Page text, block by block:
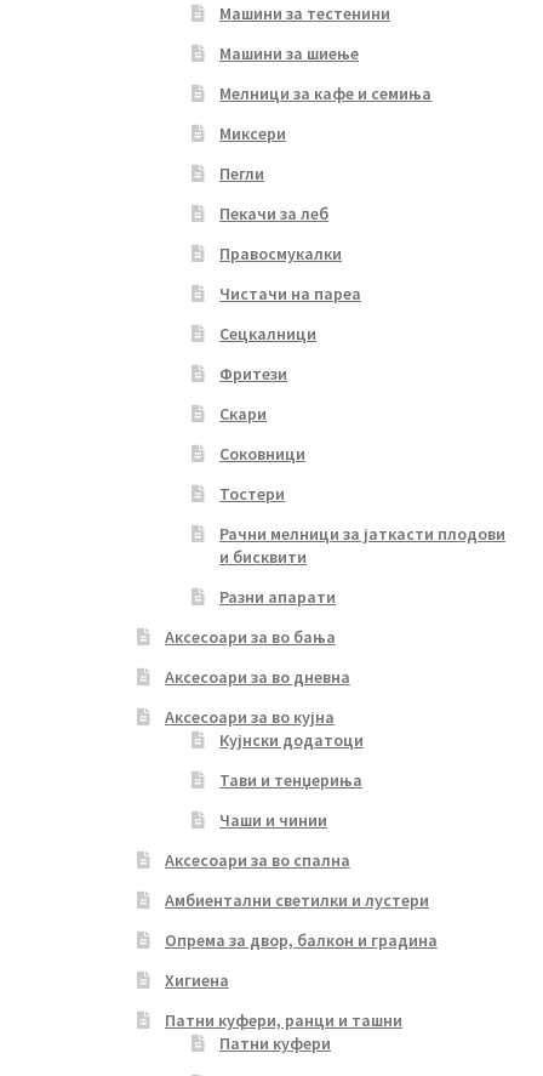
Машини за тестенини
Машини за шиење
Мелници за кафе и семиња
Миксери
Пегли
Пекачи за леб
Правосмукалки
Чистачи на пареа
Сецкалници
Фритези
Скари
Соковници
Тостери
Рачни мелници за јаткасти плодови
и бисквити
Разни апарати
Аксесоари за во бања
Аксесоари за во дневна
Аксесоари за во кујна
Кујнски додатоци
Тави и тенџериња
Чаши и чинии
Аксесоари за во спална
Амбиентални светилки и лустери
Опрема за двор, балкон и градина
Хигиена
Патни куфери, ранци и ташни
Патни куфери